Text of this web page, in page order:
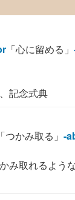
「心に留める」
記念式典
「つかみ取る」 -
み取れるよう